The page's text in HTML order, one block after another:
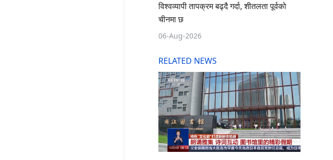
विश्वव्यापी तापक्रम बढ्दै गर्दा, शीतलता पूर्वको
चीनमा छ
06-Aug-2026
RELATED NEWS